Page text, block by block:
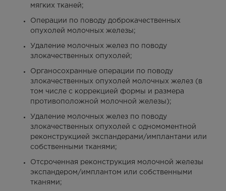
мягких тканей;
Операции по поводу доброкачественных
опухолей молочных железы;
Удаление молочных желез по поводу
злокачественных опухолей;
Органосохранные операции по поводу
злокачественных опухолей молочных желез (в
том числе с коррекцией формы и размера
противоположной молочной железы);
Удаление молочных желез по поводу
злокачественных опухолей с одномоментной
реконструкцией экспандерами/имплантами или
собственными тканями;
Отсроченная реконструкция молочной железы
экспандером/имплантом или собственными
тканями;